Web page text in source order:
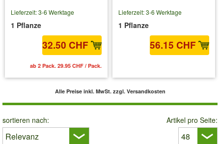
Lieferzeit: 3-6 Werktage
1 Pflanze
32.50 CHF
ab 2 Pack. 29.95 CHF / Pack.
Lieferzeit: 3-6 Werktage
1 Pflanze
56.15 CHF
Alle Preise inkl. MwSt. zzgl. Versandkosten
sortieren nach: Artikel pro Seite: